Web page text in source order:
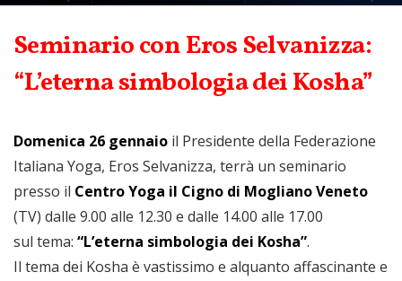
Seminario con Eros Selvanizza:
“L’eterna simbologia dei Kosha”
Domenica 26 gennaio il Presidente della Federazione
Italiana Yoga, Eros Selvanizza, terrà un seminario
presso il Centro Yoga il Cigno di Mogliano Veneto
(TV) dalle 9.00 alle 12.30 e dalle 14.00 alle 17.00
sul tema: “L’eterna simbologia dei Kosha”.
Il tema dei Kosha è vastissimo e alquanto affascinante e